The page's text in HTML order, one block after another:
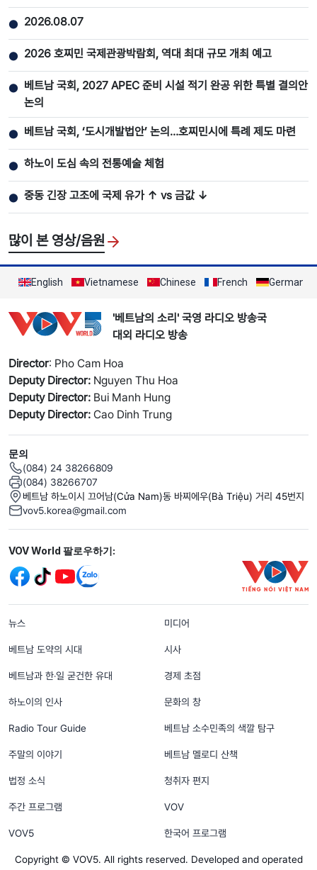
● 2026.08.07
● 2026 호찌민 국제관광박람회, 역대 최대 규모 개최 예고
● 베트남 국회, 2027 APEC 준비 시설 적기 완공 위한 특별 결의안
논의
● 베트남 국회, ‘도시개발법안’ 논의…호찌민시에 특례 제도 마련
● 하노이 도심 속의 전통예술 체험
● 중동 긴장 고조에 국제 유가 ↑ vs 금값 ↓
많이 본 영상/음원
English Vietnamese Chinese French German
'베트남의 소리' 국영 라디오 방송국
대외 라디오 방송
Director: Pho Cam Hoa
Deputy Director: Nguyen Thu Hoa
Deputy Director: Bui Manh Hung
Deputy Director: Cao Dinh Trung
문의
(084) 24 38266809
(084) 38266707
베트남 하노이시 끄어남(Cửa Nam)동 바찌에우(Bà Triệu) 거리 45번지
vov5.korea@gmail.com
Mạng xã hội
VOV World 팔로우하기:
menu footer tiếng Hàn
뉴스 미디어
베트남 도약의 시대 시사
베트남과 한‧일 굳건한 유대 경제 초점
하노이의 인사 문화의 창
Radio Tour Guide 베트남 소수민족의 색깔 탐구
주말의 이야기 베트남 멜로디 산책
법정 소식 청취자 편지
주간 프로그램 VOV
VOV5 한국어 프로그램
Copyright © VOV5. All rights reserved. Developed and operated